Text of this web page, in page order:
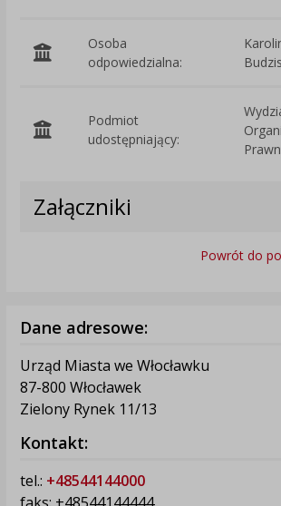
Osoba
odpowiedzialna:
Podmiot
udostępniający:
Załączniki
Powrót do
Dane adresowe:
Urząd Miasta we Włocławku
87-800 Włocławek
Zielony Rynek 11/13
Kontakt:
tel.: +48544144000